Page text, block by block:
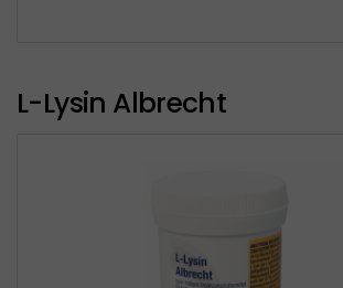
L-Lysin Albrecht